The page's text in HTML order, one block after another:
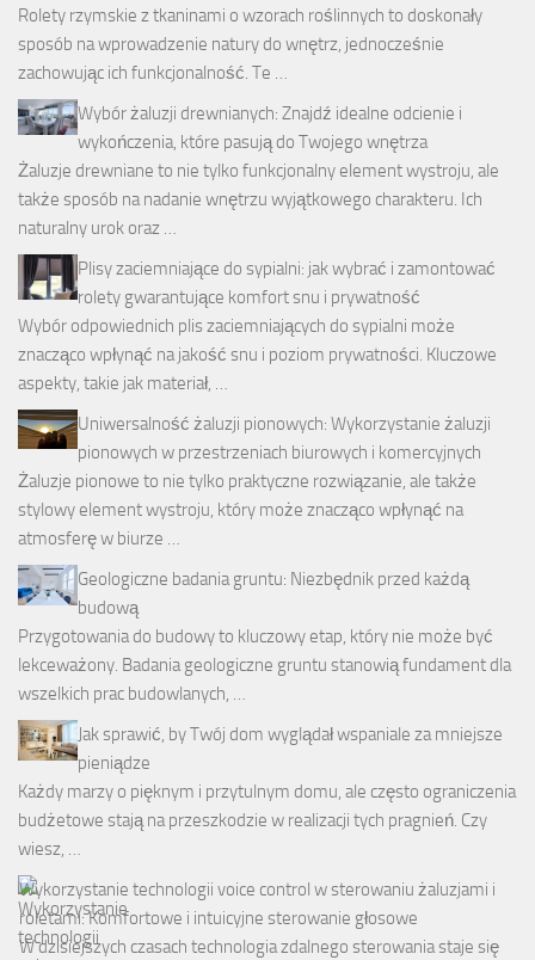
Rolety rzymskie z tkaninami o wzorach roślinnych to doskonały
sposób na wprowadzenie natury do wnętrz, jednocześnie
zachowując ich funkcjonalność. Te …
Wybór żaluzji drewnianych: Znajdź idealne odcienie i
wykończenia, które pasują do Twojego wnętrza
Żaluzje drewniane to nie tylko funkcjonalny element wystroju, ale
także sposób na nadanie wnętrzu wyjątkowego charakteru. Ich
naturalny urok oraz …
Plisy zaciemniające do sypialni: jak wybrać i zamontować
rolety gwarantujące komfort snu i prywatność
Wybór odpowiednich plis zaciemniających do sypialni może
znacząco wpłynąć na jakość snu i poziom prywatności. Kluczowe
aspekty, takie jak materiał, …
Uniwersalność żaluzji pionowych: Wykorzystanie żaluzji
pionowych w przestrzeniach biurowych i komercyjnych
Żaluzje pionowe to nie tylko praktyczne rozwiązanie, ale także
stylowy element wystroju, który może znacząco wpłynąć na
atmosferę w biurze …
Geologiczne badania gruntu: Niezbędnik przed każdą
budową
Przygotowania do budowy to kluczowy etap, który nie może być
lekceważony. Badania geologiczne gruntu stanowią fundament dla
wszelkich prac budowlanych, …
Jak sprawić, by Twój dom wyglądał wspaniale za mniejsze
pieniądze
Każdy marzy o pięknym i przytulnym domu, ale często ograniczenia
budżetowe stają na przeszkodzie w realizacji tych pragnień. Czy
wiesz, …
Wykorzystanie technologii voice control w sterowaniu żaluzjami i
roletami: Komfortowe i intuicyjne sterowanie głosowe
W dzisiejszych czasach technologia zdalnego sterowania staje się